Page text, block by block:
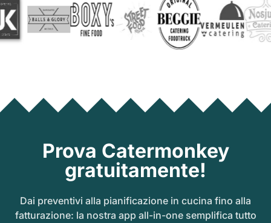
Prova Catermonkey
gratuitamente!
Dai preventivi alla pianificazione in cucina fino alla
fatturazione: la nostra app all-in-one semplifica tutto